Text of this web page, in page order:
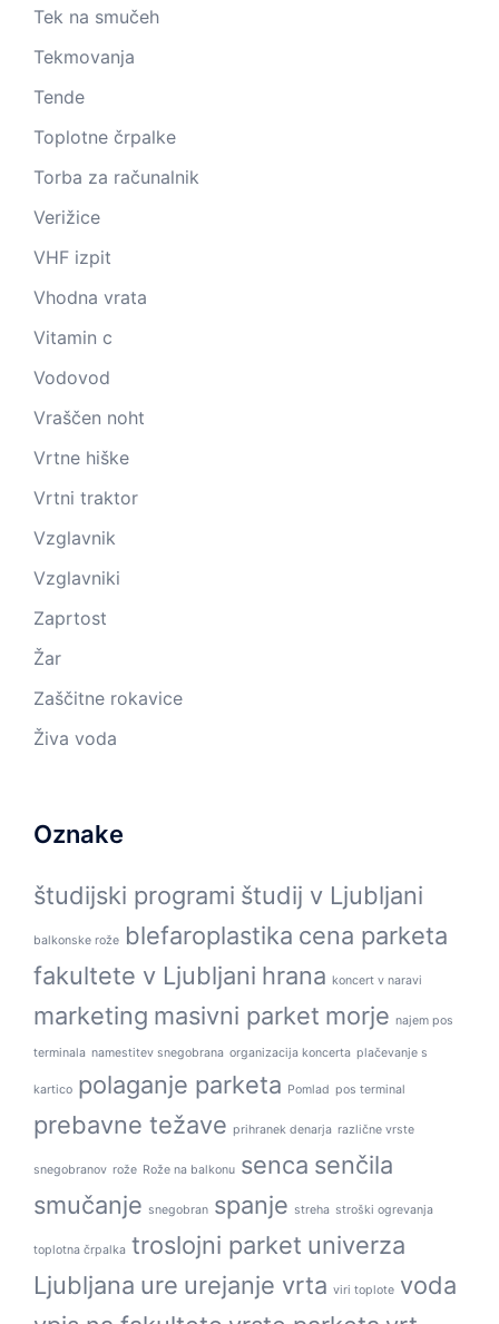
Tek na smučeh
Tekmovanja
Tende
Toplotne črpalke
Torba za računalnik
Verižice
VHF izpit
Vhodna vrata
Vitamin c
Vodovod
Vraščen noht
Vrtne hiške
Vrtni traktor
Vzglavnik
Vzglavniki
Zaprtost
Žar
Zaščitne rokavice
Živa voda
Oznake
študijski programi študij v Ljubljani
balkonske rože blefaroplastika cena parketa
fakultete v Ljubljani hrana koncert v naravi
marketing masivni parket morje najem pos
terminala namestitev snegobrana organizacija koncerta plačevanje s
kartico polaganje parketa Pomlad pos terminal
prebavne težave prihranek denarja različne vrste
snegobranov rože Rože na balkonu senca senčila
smučanje snegobran spanje streha stroški ogrevanja
toplotna črpalka troslojni parket univerza
Ljubljana ure urejanje vrta viri toplote voda